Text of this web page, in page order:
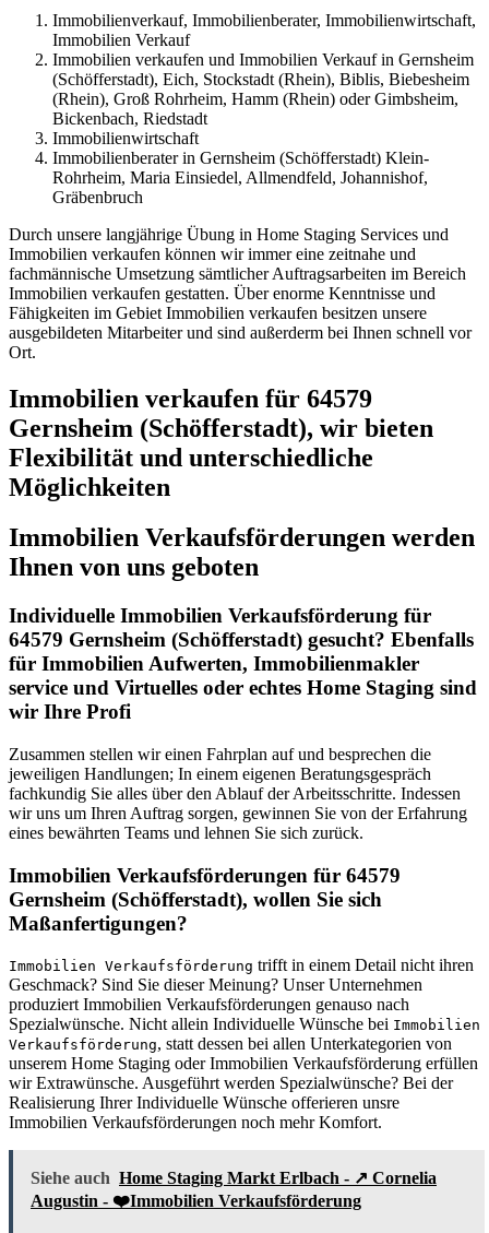
Immobilienverkauf, Immobilienberater, Immobilienwirtschaft,
Immobilien Verkauf
Immobilien verkaufen und Immobilien Verkauf in Gernsheim
(Schöfferstadt), Eich, Stockstadt (Rhein), Biblis, Biebesheim
(Rhein), Groß Rohrheim, Hamm (Rhein) oder Gimbsheim,
Bickenbach, Riedstadt
Immobilienwirtschaft
Immobilienberater in Gernsheim (Schöfferstadt) Klein-
Rohrheim, Maria Einsiedel, Allmendfeld, Johannishof,
Gräbenbruch
Durch unsere langjährige Übung in Home Staging Services und
Immobilien verkaufen können wir immer eine zeitnahe und
fachmännische Umsetzung sämtlicher Auftragsarbeiten im Bereich
Immobilien verkaufen gestatten. Über enorme Kenntnisse und
Fähigkeiten im Gebiet Immobilien verkaufen besitzen unsere
ausgebildeten Mitarbeiter und sind außerderm bei Ihnen schnell vor
Ort.
Immobilien verkaufen für 64579
Gernsheim (Schöfferstadt), wir bieten
Flexibilität und unterschiedliche
Möglichkeiten
Immobilien Verkaufsförderungen werden
Ihnen von uns geboten
Individuelle Immobilien Verkaufsförderung für
64579 Gernsheim (Schöfferstadt) gesucht? Ebenfalls
für Immobilien Aufwerten, Immobilienmakler
service und Virtuelles oder echtes Home Staging sind
wir Ihre Profi
Zusammen stellen wir einen Fahrplan auf und besprechen die
jeweiligen Handlungen; In einem eigenen Beratungsgespräch
fachkundig Sie alles über den Ablauf der Arbeitsschritte. Indessen
wir uns um Ihren Auftrag sorgen, gewinnen Sie von der Erfahrung
eines bewährten Teams und lehnen Sie sich zurück.
Immobilien Verkaufsförderungen für 64579
Gernsheim (Schöfferstadt), wollen Sie sich
Maßanfertigungen?
Immobilien Verkaufsförderung trifft in einem Detail nicht ihren
Geschmack? Sind Sie dieser Meinung? Unser Unternehmen
produziert Immobilien Verkaufsförderungen genauso nach
Spezialwünsche. Nicht allein Individuelle Wünsche bei Immobilien
Verkaufsförderung, statt dessen bei allen Unterkategorien von
unserem Home Staging oder Immobilien Verkaufsförderung erfüllen
wir Extrawünsche. Ausgeführt werden Spezialwünsche? Bei der
Realisierung Ihrer Individuelle Wünsche offerieren unsre
Immobilien Verkaufsförderungen noch mehr Komfort.
Siehe auch Home Staging Markt Erlbach - ↗️ Cornelia
Augustin - ❤️Immobilien Verkaufsförderung